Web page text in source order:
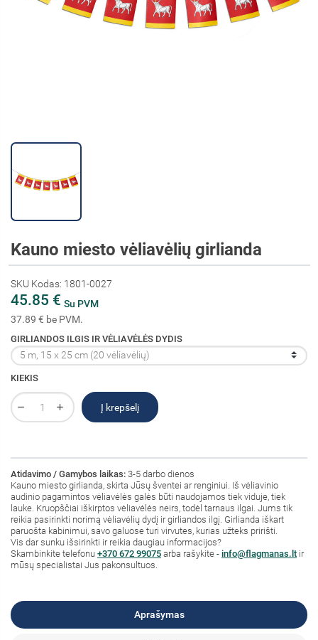
Kauno miesto vėliavėlių girlianda
SKU Kodas: 1801-0027
45.85 € Su PVM
37.89 € be PVM.
GIRLIANDOS ILGIS IR VĖLIAVĖLĖS DYDIS
KIEKIS
Į krepšelį
Atidavimo / Gamybos laikas: 3-5 darbo dienos
Kauno miesto girlianda, skirta Jūsų šventei ar renginiui. Iš vėliavinio
audinio pagamintos vėliavėlės galės būti naudojamos tiek viduje, tiek
lauke. Kruopščiai iškirptos vėliavėlės neirs, todėl tarnaus ilgai. Jums tik
reikia pasirinkti norimą vėliavėlių dydį ir girliandos ilgį. Girlianda iškart
paruošta kabinimui, savo galuose turi virvutes, kurias užteks pririšti.
Vis dar sunku išsirinkti ir reikia daugiau informacijos?
Skambinkite telefonu +370 672 99075 arba rašykite - info@flagmanas.lt ir
mūsų specialistai Jus pakonsultuos.
Aprašymas